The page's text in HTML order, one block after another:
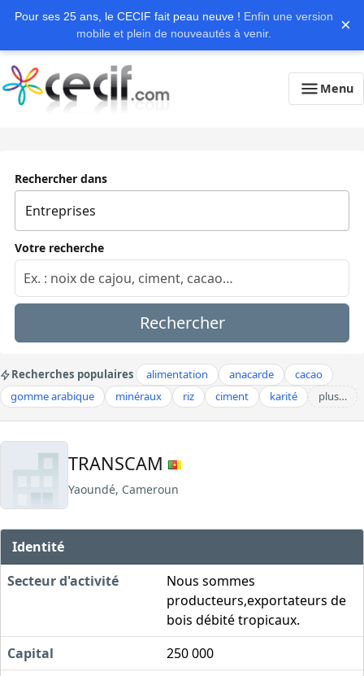
Pour ses 25 ans, le CECIF fait peau neuve ! Enfin une version
mobile et plein de nouveautés à venir.
×
Menu
Rechercher dans
Votre recherche
Rechercher
Recherches populaires alimentation anacarde
cacao
gomme arabique
minéraux riz ciment karité plus…
TRANSCAM
Yaoundé, Cameroun
Identité
Secteur d'activité
Nous sommes
producteurs,exportateurs de
bois débité tropicaux.
Capital
250 000